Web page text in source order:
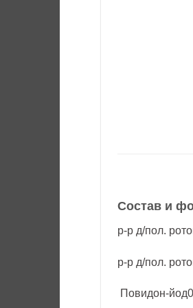
Состав и
р-р д/пол.
р-р д/пол.
Повидон-